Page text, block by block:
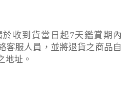
收到貨當日起7天鑑賞期內
客服人員，並將退貨之商品自
地址。